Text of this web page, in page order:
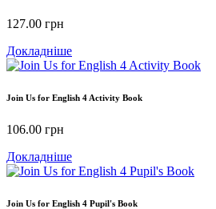
127.00 грн
Докладніше
Join Us for English 4 Activity Book
106.00 грн
Докладніше
Join Us for English 4 Pupil's Book